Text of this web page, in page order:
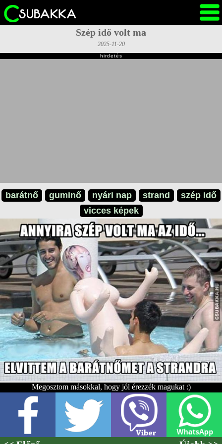
Szép idő volt ma
2025-11-20
hirdetés
barátnő guminő nyári nap strand
szép idő
vicces képek
Megosztom másokkal, hogy jól érezzék magukat :)